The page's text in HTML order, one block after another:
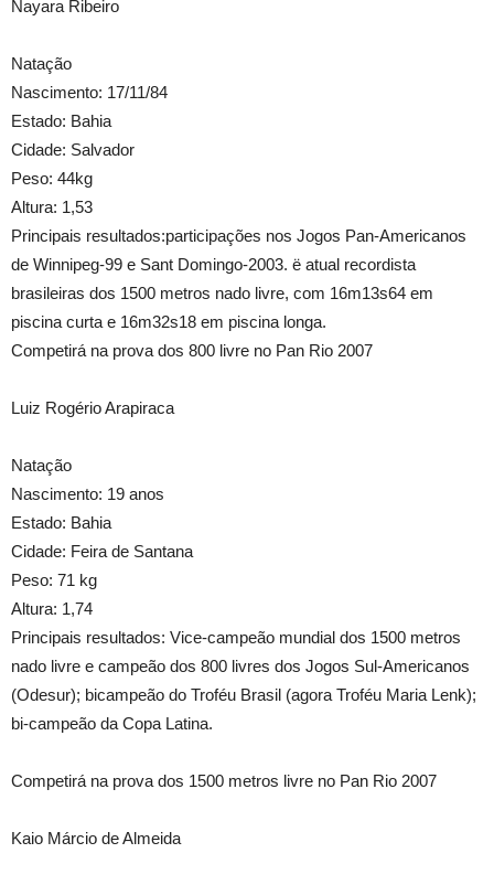
Nayara Ribeiro
Natação
Nascimento: 17/11/84
Estado: Bahia
Cidade: Salvador
Peso: 44kg
Altura: 1,53
Principais resultados:participações nos Jogos Pan-Americanos
de Winnipeg-99 e Sant Domingo-2003. ë atual recordista
brasileiras dos 1500 metros nado livre, com 16m13s64 em
piscina curta e 16m32s18 em piscina longa.
Competirá na prova dos 800 livre no Pan Rio 2007
Luiz Rogério Arapiraca
Natação
Nascimento: 19 anos
Estado: Bahia
Cidade: Feira de Santana
Peso: 71 kg
Altura: 1,74
Principais resultados: Vice-campeão mundial dos 1500 metros
nado livre e campeão dos 800 livres dos Jogos Sul-Americanos
(Odesur); bicampeão do Troféu Brasil (agora Troféu Maria Lenk);
bi-campeão da Copa Latina.
Competirá na prova dos 1500 metros livre no Pan Rio 2007
Kaio Márcio de Almeida